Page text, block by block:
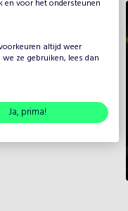
voor het ondersteunen
altijd weer
ze gebruiken, lees dan
Ja, prima!